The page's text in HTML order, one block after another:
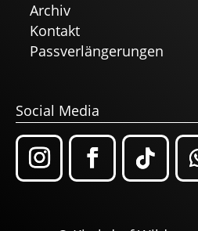
Archiv
Kontakt
Passverlängerungen
Social Media